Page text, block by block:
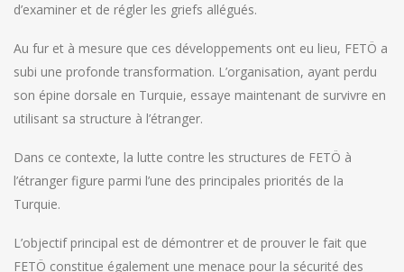
d’examiner et de régler les griefs allégués.
Au fur et à mesure que ces développements ont eu lieu, FETÖ a
subi une profonde transformation. L’organisation, ayant perdu
son épine dorsale en Turquie, essaye maintenant de survivre en
utilisant sa structure à l’étranger.
Dans ce contexte, la lutte contre les structures de FETÖ à
l’étranger figure parmi l’une des principales priorités de la
Turquie.
L’objectif principal est de démontrer et de prouver le fait que
FETÖ constitue également une menace pour la sécurité des